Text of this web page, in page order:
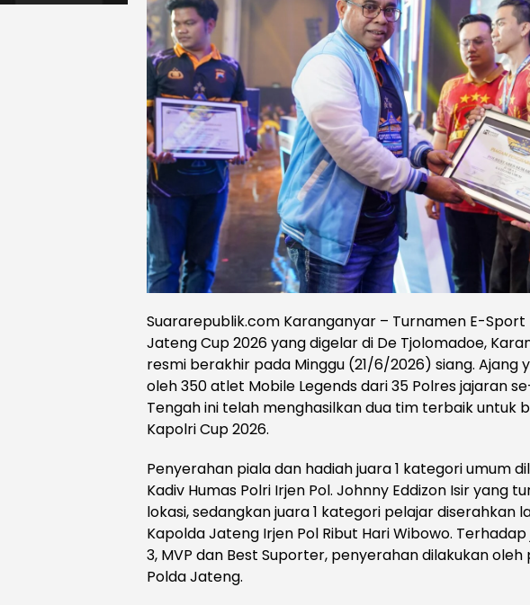
Suararepublik.com Karanganyar – Turnamen E-Sport
Jateng Cup 2026 yang digelar di De Tjolomadoe,
resmi berakhir pada Minggu (21/6/2026) siang. Ajang
oleh 350 atlet Mobile Legends dari 35 Polres jajaran
Tengah ini telah menghasilkan dua tim terbaik untuk
Kapolri Cup 2026.
Penyerahan piala dan hadiah juara 1 kategori umum
Kadiv Humas Polri Irjen Pol. Johnny Eddizon Isir yang
lokasi, sedangkan juara 1 kategori pelajar diserahkan
Kapolda Jateng Irjen Pol Ribut Hari Wibowo. Terhadap
3, MVP dan Best Suporter, penyerahan dilakukan oleh
Polda Jateng.